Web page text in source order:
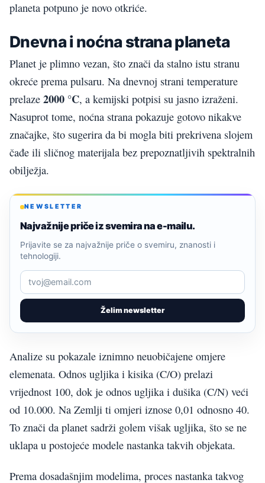
planeta potpuno je novo otkriće.
Dnevna i noćna strana planeta
Planet je plimno vezan, što znači da stalno istu stranu
okreće prema pulsaru. Na dnevnoj strani temperature
prelaze 2000 °C, a kemijski potpisi su jasno izraženi.
Nasuprot tome, noćna strana pokazuje gotovo nikakve
značajke, što sugerira da bi mogla biti prekrivena slojem
čađe ili sličnog materijala bez prepoznatljivih spektralnih
obilježja.
NEWSLETTER
Najvažnije priče iz svemira na e-mailu.
Želim newsletter
Prijavite se za najvažnije priče o svemiru, znanosti i
tehnologiji.
Analize su pokazale iznimno neuobičajene omjere
elemenata. Odnos ugljika i kisika (C/O) prelazi
vrijednost 100, dok je odnos ugljika i dušika (C/N) veći
od 10.000. Na Zemlji ti omjeri iznose 0,01 odnosno 40.
To znači da planet sadrži golem višak ugljika, što se ne
uklapa u postojeće modele nastanka takvih objekata.
Prema dosadašnjim modelima, proces nastanka takvog